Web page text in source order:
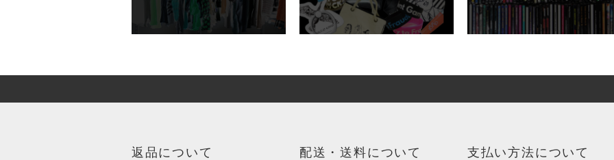
返品について 配送・送料について 支払い方法について